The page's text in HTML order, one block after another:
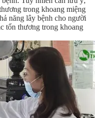
trong khoang miệng
năng lây bệnh cho người
tổn thương trong khoang